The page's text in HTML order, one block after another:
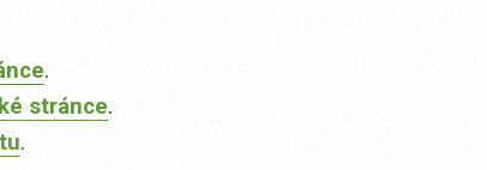
.
stránce.
.